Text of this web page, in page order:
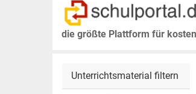
die größte Plattform für
Unterrichtsmaterial filtern